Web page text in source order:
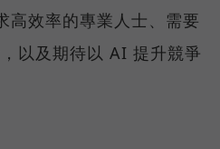
高效率的專業人士、需要
以及期待以 AI 提升競爭